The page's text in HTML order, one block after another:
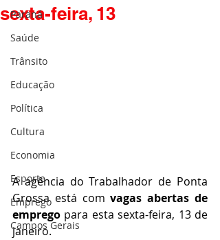
Paraná
Saúde
Trânsito
Educação
Política
Cultura
Economia
Esporte
Emprego
Campos Gerais
sexta-feira, 13
A agência do Trabalhador de Ponta
Grossa está com vagas abertas de
emprego para esta sexta-feira, 13 de
janeiro.